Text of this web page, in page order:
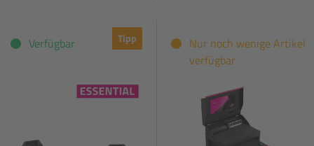
Tipp
Verfügbar
Nur noch wenige Artikel
verfügbar